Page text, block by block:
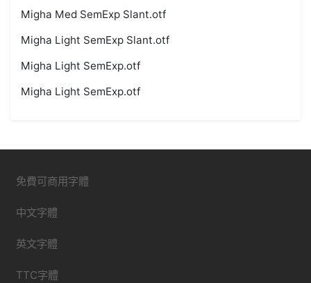
Migha Med SemExp Slant.otf
Migha Light SemExp Slant.otf
Migha Light SemExp.otf
Migha Light SemExp.otf
免費可商用字體
中文字體
英文字體
TTC字體